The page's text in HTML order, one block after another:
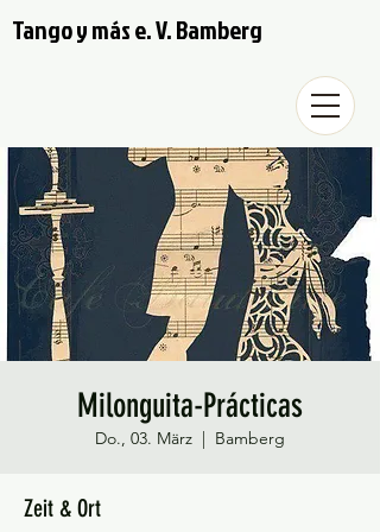
Tango y más e. V. Bamberg
Milonguita-Prácticas
Do., 03. März
  |
Bamberg
Zeit & Ort